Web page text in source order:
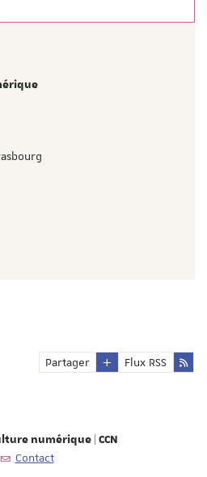
Partager Flux RSS
numérique | CCN
Contact